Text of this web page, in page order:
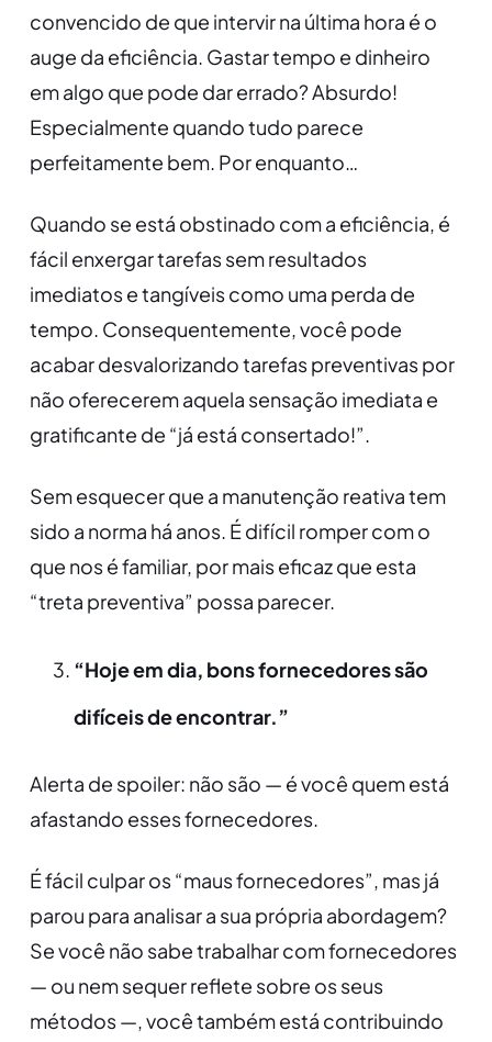
convencido de que intervir na última hora é o
auge da eficiência. Gastar tempo e dinheiro
em algo que pode dar errado? Absurdo!
Especialmente quando tudo parece
perfeitamente bem. Por enquanto…
Quando se está obstinado com a eficiência, é
fácil enxergar tarefas sem resultados
imediatos e tangíveis como uma perda de
tempo. Consequentemente, você pode
acabar desvalorizando tarefas preventivas por
não oferecerem aquela sensação imediata e
gratificante de “já está consertado!”.
Sem esquecer que a manutenção reativa tem
sido a norma há anos. É difícil romper com o
que nos é familiar, por mais eficaz que esta
“treta preventiva” possa parecer.
“Hoje em dia, bons fornecedores são
difíceis de encontrar.”
Alerta de spoiler: não são — é você quem está
afastando esses fornecedores.
É fácil culpar os “maus fornecedores”, mas já
parou para analisar a sua própria abordagem?
Se você não sabe trabalhar com fornecedores
— ou nem sequer reflete sobre os seus
métodos —, você também está contribuindo